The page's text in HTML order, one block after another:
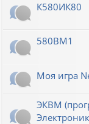
К580ИК80
580ВМ1
Моя игра
ЭКВМ